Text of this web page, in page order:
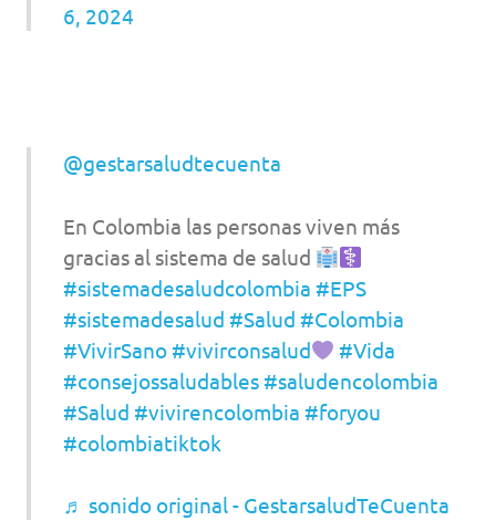
6, 2024
@gestarsaludtecuenta
En Colombia las personas viven más
gracias al sistema de salud
#sistemadesaludcolombia #EPS
#sistemadesalud #Salud #Colombia
#VivirSano #vivirconsalud
#Vida
#consejossaludables #saludencolombia
#Salud #vivirencolombia #foryou
#colombiatiktok
♬ sonido original - GestarsaludTeCuenta